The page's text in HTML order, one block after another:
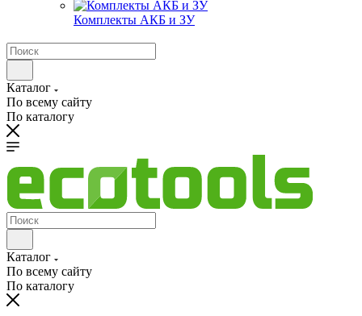
Комплекты АКБ и ЗУ
Каталог
По всему сайту
По каталогу
Каталог
По всему сайту
По каталогу